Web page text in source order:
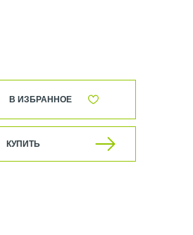
В ИЗБРАННОЕ
КУПИТЬ